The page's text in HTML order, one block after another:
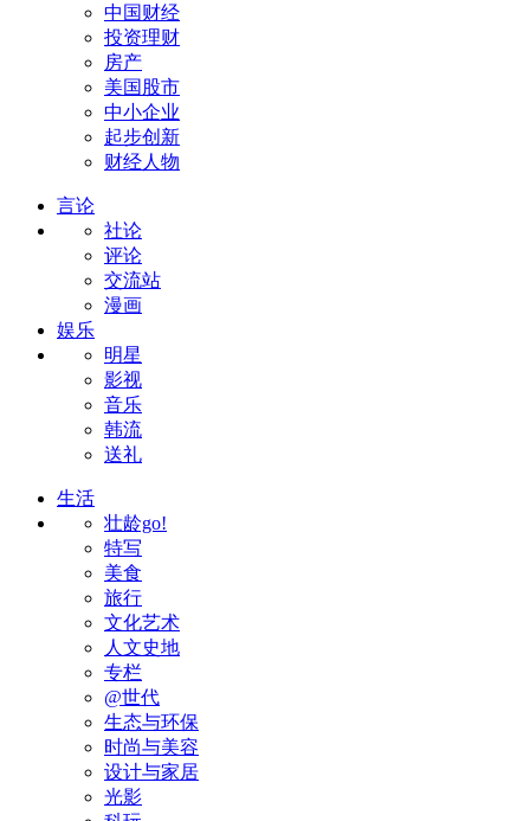
中国财经
投资理财
房产
美国股市
中小企业
起步创新
财经人物
言论
社论
评论
交流站
漫画
娱乐
明星
影视
音乐
韩流
送礼
生活
壮龄go!
特写
美食
旅行
文化艺术
人文史地
专栏
@世代
生态与环保
时尚与美容
设计与家居
光影